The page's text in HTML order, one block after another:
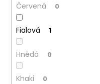
Červená 0
Fialová 1
Hnědá 0
Khaki 0
m